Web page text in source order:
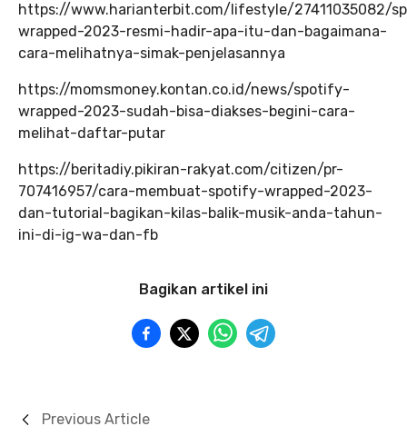
https://www.harianterbit.com/lifestyle/27411035082/
wrapped-2023-resmi-hadir-apa-itu-dan-bagaimana-
cara-melihatnya-simak-penjelasannya
https://momsmoney.kontan.co.id/news/spotify-
wrapped-2023-sudah-bisa-diakses-begini-cara-
melihat-daftar-putar
https://beritadiy.pikiran-rakyat.com/citizen/pr-
707416957/cara-membuat-spotify-wrapped-2023-
dan-tutorial-bagikan-kilas-balik-musik-anda-tahun-
ini-di-ig-wa-dan-fb
Bagikan artikel ini
Previous Article